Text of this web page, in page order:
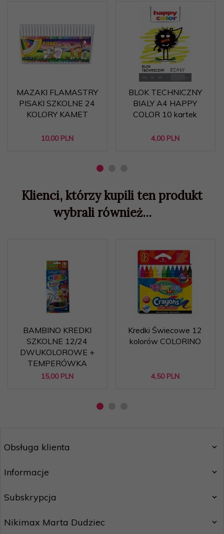
MAZAKI FLAMASTRY
PISAKI SZKOLNE 24
KOLORY KAMET
10,00 PLN
BLOK TECHNICZNY
BIALY A4 HAPPY
COLOR 10 kartek
4,00 PLN
Klienci, którzy kupili ten produkt
wybrali również...
BAMBINO KREDKI
SZKOLNE 12/24
DWUKOLOROWE +
TEMPERÓWKA
15,00 PLN
Kredki Świecowe 12
kolorów COLORINO
4,50 PLN
Obsługa klienta
Informacje
Subskrypcja
Nikimax Marta Dudziec